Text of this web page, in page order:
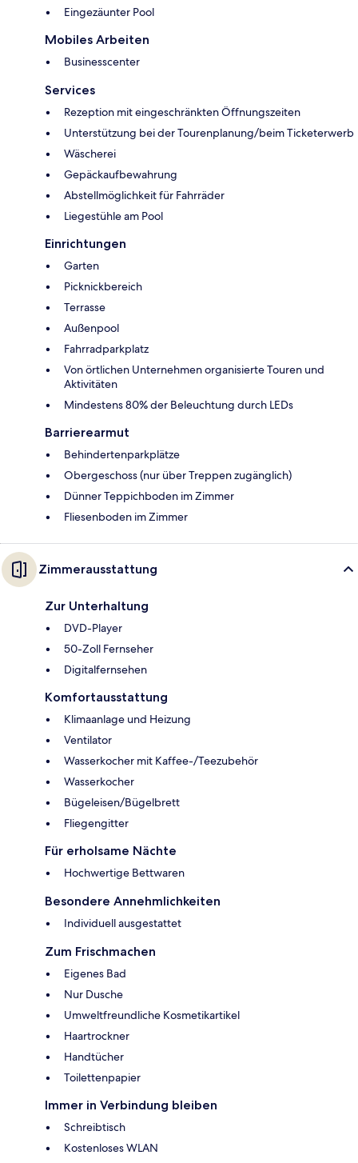
Eingezäunter Pool
Mobiles Arbeiten
Businesscenter
Services
Rezeption mit eingeschränkten Öffnungszeiten
Unterstützung bei der Tourenplanung/beim Ticketerwerb
Wäscherei
Gepäckaufbewahrung
Abstellmöglichkeit für Fahrräder
Liegestühle am Pool
Einrichtungen
Garten
Picknickbereich
Terrasse
Außenpool
Fahrradparkplatz
Von örtlichen Unternehmen organisierte Touren und
Aktivitäten
Mindestens 80% der Beleuchtung durch LEDs
Barrierearmut
Behindertenparkplätze
Obergeschoss (nur über Treppen zugänglich)
Dünner Teppichboden im Zimmer
Fliesenboden im Zimmer
Zimmerausstattung
Zur Unterhaltung
DVD-Player
50-Zoll Fernseher
Digitalfernsehen
Komfortausstattung
Klimaanlage und Heizung
Ventilator
Wasserkocher mit Kaffee-/Teezubehör
Wasserkocher
Bügeleisen/Bügelbrett
Fliegengitter
Für erholsame Nächte
Hochwertige Bettwaren
Besondere Annehmlichkeiten
Individuell ausgestattet
Zum Frischmachen
Eigenes Bad
Nur Dusche
Umweltfreundliche Kosmetikartikel
Haartrockner
Handtücher
Toilettenpapier
Immer in Verbindung bleiben
Schreibtisch
Kostenloses WLAN